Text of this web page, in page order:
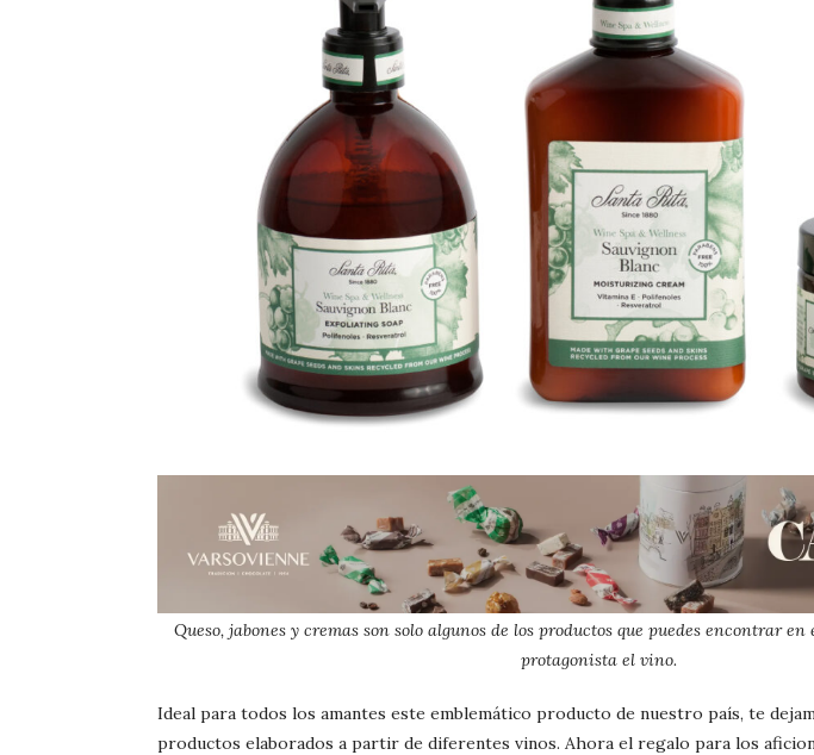
Queso, jabones y cremas son solo algunos de los productos que puedes encontrar
protagonista el vino.
Ideal para todos los amantes este emblemático producto de nuestro país, te
productos elaborados a partir de diferentes vinos. Ahora el regalo para los